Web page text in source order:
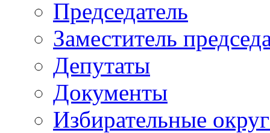
Председатель
Заместитель
Депутаты
Документы
Избирательные